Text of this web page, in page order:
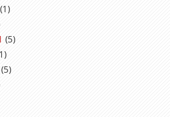
(1)
(5)
(5)